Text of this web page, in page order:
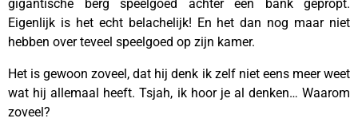
gigantische berg speelgoed achter een bank gepropt.
Eigenlijk is het echt belachelijk! En het dan nog maar niet
hebben over teveel speelgoed op zijn kamer.
Het is gewoon zoveel, dat hij denk ik zelf niet eens meer weet
wat hij allemaal heeft. Tsjah, ik hoor je al denken… Waarom
zoveel?